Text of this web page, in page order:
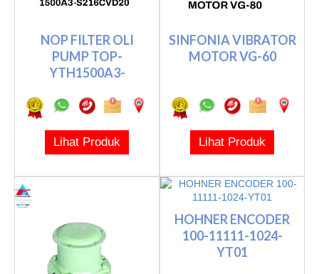
NOP FILTER OLI
PUMP TOP-
YTH1500A3-
Lihat Produk
SINFONIA VIBRATOR
MOTOR VG-60
Lihat Produk
HOHNER ENCODER
100-11111-1024-
YT01